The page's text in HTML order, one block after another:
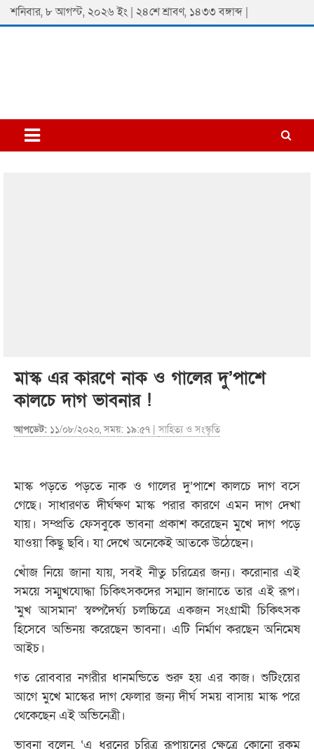
Skip
to
শনিবার, ৮ আগস্ট, ২০২৬ ইং | ২৪শে শ্রাবণ, ১৪৩৩ বঙ্গাব্দ |
Padmaprobaha
Online Newspaper Portal
মাস্ক এর কারণে নাক ও গালের দু’পাশে
কালচে দাগ ভাবনার !
আপডেট: ১১/০৮/২০২০, সময়: ১৯:৫৭ |সাহিত্য ও সংস্কৃতি
মাস্ক পড়তে পড়তে নাক ও গালের দু’পাশে কালচে দাগ বসে
গেছে। সাধারণত দীর্ঘক্ষণ মাস্ক পরার কারণে এমন দাগ দেখা
যায়। সম্প্রতি ফেসবুকে ভাবনা প্রকাশ করেছেন মুখে দাগ পড়ে
যাওয়া কিছু ছবি। যা দেখে অনেকেই আতকে উঠেছেন।
খোঁজ নিয়ে জানা যায়, সবই নীতু চরিত্রের জন্য। করোনার এই
সময়ে সম্মুখযোদ্ধা চিকিৎসকদের সম্মান জানাতে তার এই রূপ।
‘মুখ আসমান’ স্বল্পদৈর্ঘ্য চলচ্চিত্রে একজন সংগ্রামী চিকিৎসক
হিসেবে অভিনয় করেছেন ভাবনা। এটি নির্মাণ করছেন অনিমেষ
আইচ।
গত রোববার নগরীর ধানমন্ডিতে শুরু হয় এর কাজ। শুটিংয়ের
আগে মুখে মাস্কের দাগ ফেলার জন্য দীর্ঘ সময় বাসায় মাস্ক পরে
থেকেছেন এই অভিনেত্রী।
ভাবনা বলেন, ‘এ ধরনের চরিত্র রূপায়নের ক্ষেত্রে কোনো রকম